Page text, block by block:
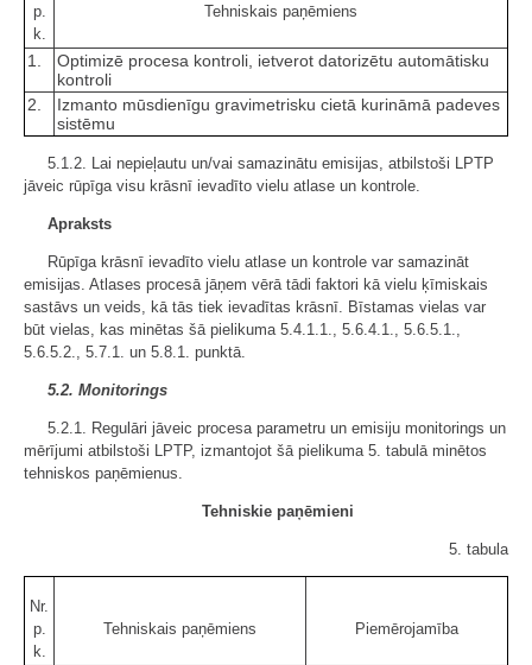
p.
k.
Tehniskais paņēmiens
1.
Optimizē procesa kontroli, ietverot datorizētu automātisku
kontroli
2.
Izmanto mūsdienīgu gravimetrisku cietā kurināmā padeves
sistēmu
5.1.2. Lai nepieļautu un/vai samazinātu emisijas, atbilstoši LPTP
jāveic rūpīga visu krāsnī ievadīto vielu atlase un kontrole.
Apraksts
Rūpīga krāsnī ievadīto vielu atlase un kontrole var samazināt
emisijas. Atlases procesā jāņem vērā tādi faktori kā vielu ķīmiskais
sastāvs un veids, kā tās tiek ievadītas krāsnī. Bīstamas vielas var
būt vielas, kas minētas šā pielikuma 5.4.1.1., 5.6.4.1., 5.6.5.1.,
5.6.5.2., 5.7.1. un 5.8.1. punktā.
5.2. Monitorings
5.2.1. Regulāri jāveic procesa parametru un emisiju monitorings un
mērījumi atbilstoši LPTP, izmantojot šā pielikuma 5. tabulā minētos
tehniskos paņēmienus.
Tehniskie paņēmieni
5. tabula
Nr.
p.
k.
Tehniskais paņēmiens Piemērojamība